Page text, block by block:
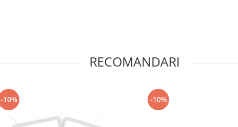
RECOMANDARI
-10% -10%